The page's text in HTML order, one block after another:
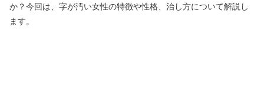
か？今回は、字が汚い女性の特徴や性格、治し方について解説し
ます。